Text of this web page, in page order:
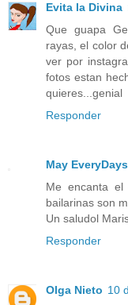
Evita la Divina
Que guapa
rayas, el color
ver por
fotos estan
quieres...genial
Responder
May EveryDays
Me encanta
bailarinas son
Un saludol
Responder
Olga Nieto 10